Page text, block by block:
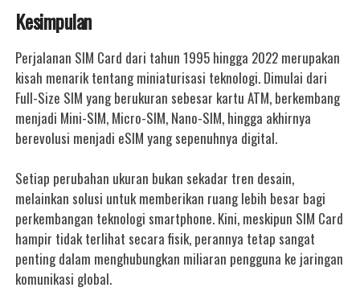
Kesimpulan
Perjalanan SIM Card dari tahun 1995 hingga 2022 merupakan
kisah menarik tentang miniaturisasi teknologi. Dimulai dari
Full-Size SIM yang berukuran sebesar kartu ATM, berkembang
menjadi Mini-SIM, Micro-SIM, Nano-SIM, hingga akhirnya
berevolusi menjadi eSIM yang sepenuhnya digital.
Setiap perubahan ukuran bukan sekadar tren desain,
melainkan solusi untuk memberikan ruang lebih besar bagi
perkembangan teknologi smartphone. Kini, meskipun SIM Card
hampir tidak terlihat secara fisik, perannya tetap sangat
penting dalam menghubungkan miliaran pengguna ke jaringan
komunikasi global.